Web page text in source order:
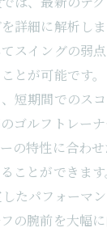
詳細に解析し
スイングの弱
とが可能です
短期間でのス
ゴルフトレー
の特性に合わ
ことができま
たパフォーマ
の腕前を大幅